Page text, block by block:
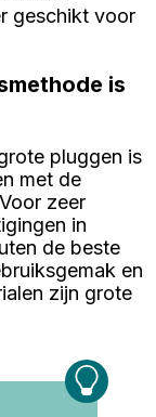
geschikt voor
is
pluggen is
met de
zeer
in
de beste
en
zijn grote